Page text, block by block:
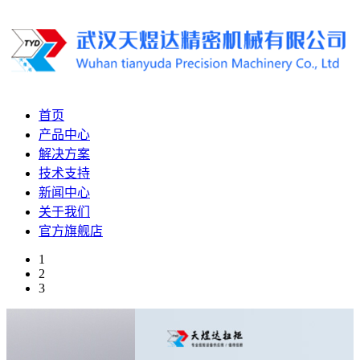
首页
产品中心
解决方案
技术支持
新闻中心
关于我们
官方旗舰店
1
2
3